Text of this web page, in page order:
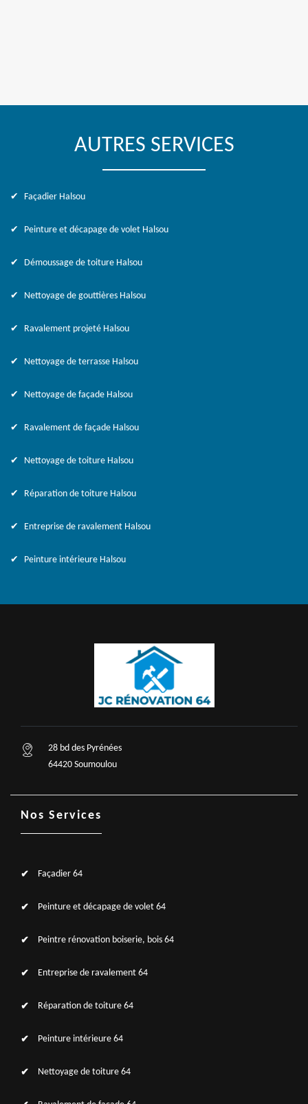
AUTRES SERVICES
Façadier Halsou
Peinture et décapage de volet Halsou
Démoussage de toiture Halsou
Nettoyage de gouttières Halsou
Ravalement projeté Halsou
Nettoyage de terrasse Halsou
Nettoyage de façade Halsou
Ravalement de façade Halsou
Nettoyage de toiture Halsou
Réparation de toiture Halsou
Entreprise de ravalement Halsou
Peinture intérieure Halsou
28 bd des Pyrénées
64420 Soumoulou
Nos Services
Façadier 64
Peinture et décapage de volet 64
Peintre rénovation boiserie, bois 64
Entreprise de ravalement 64
Réparation de toiture 64
Peinture intérieure 64
Nettoyage de toiture 64